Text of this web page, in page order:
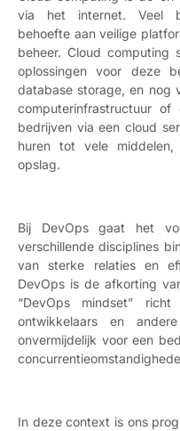
via het internet. Veel
behoefte aan veilige
beheer. Cloud computing
oplossingen voor deze
database storage, en nog
computerinfrastructuur
bedrijven via een cloud
huren tot vele
opslag.
Bij DevOps gaat het
verschillende disciplines
van sterke relaties en
DevOps is de afkorting
“DevOps mindset”
ontwikkelaars en
onvermijdelijk voor een
In deze context is ons